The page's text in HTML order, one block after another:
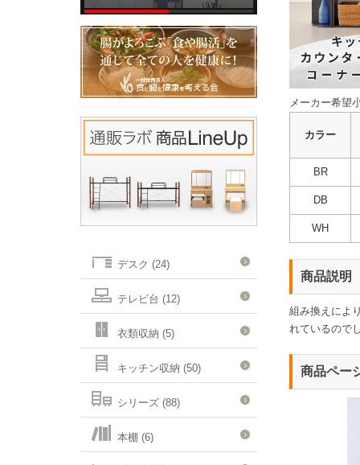
メーカー希望
カラー
BR
DB
WH
商品説明
組み換えによ
れているので
商品ペー
デスク (24)
テレビ台 (12)
衣類収納 (5)
キッチン収納 (50)
シリーズ (88)
本棚 (6)